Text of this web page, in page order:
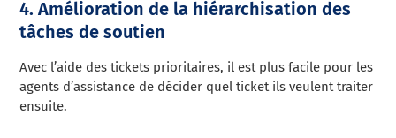
4. Amélioration de la hiérarchisation des
tâches de soutien
Avec l’aide des tickets prioritaires, il est plus facile pour les
agents d’assistance de décider quel ticket ils veulent traiter
ensuite.